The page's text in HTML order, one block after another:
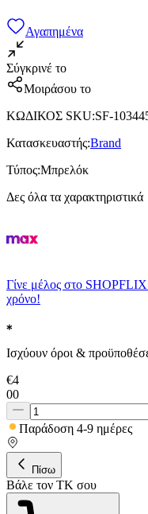
Αγαπημένα
Σύγκρινέ το
Μοιράσου το
ΚΩΔΙΚΟΣ SKU:SF-
Κατασκευαστής:Brand
Τύπος:Μπρελόκ
Δες όλα τα χαρακτηριστικά
Γίνε μέλος στο SHOPFLIX
χρόνο!
Ισχύουν όροι &
€4
00
Παράδοση 4-9 ημέρες
Πίσω
Βάλε τον ΤΚ σου